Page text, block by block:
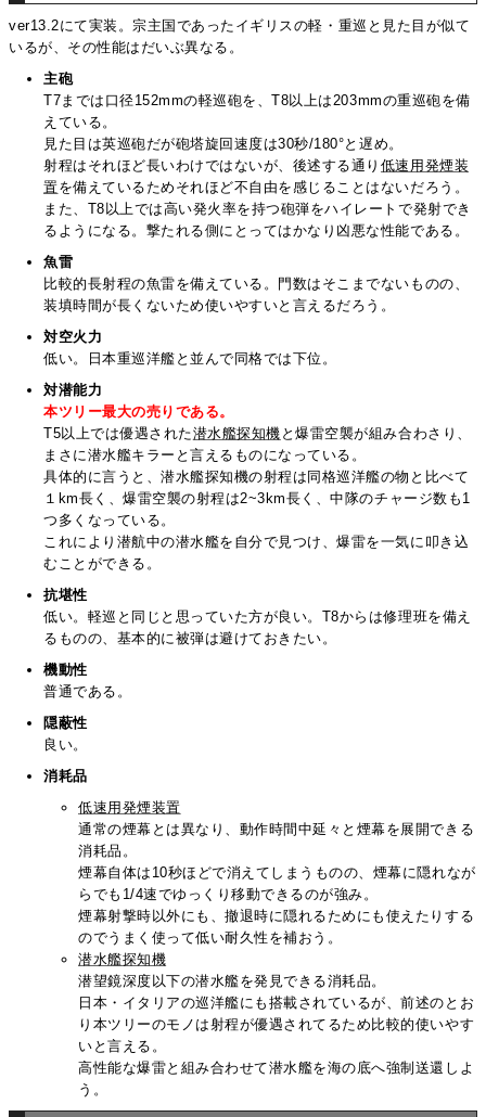
ver13.2にて実装。宗主国であったイギリスの軽・重巡と見た目が似て
いるが、その性能はだいぶ異なる。
主砲
T7までは口径152mmの軽巡砲を、T8以上は203mmの重巡砲を備
えている。
見た目は英巡砲だが砲塔旋回速度は30秒/180°と遅め。
射程はそれほど長いわけではないが、後述する通り 低速用発煙装
置を備えているためそれほど不自由を感じることはないだろう。
また、T8以上では高い発火率を持つ砲弾をハイレートで発射でき
るようになる。撃たれる側にとってはかなり凶悪な性能である。
魚雷
比較的長射程の魚雷を備えている。門数はそこまでないものの、
装填時間が長くないため使いやすいと言えるだろう。
対空火力
低い。日本重巡洋艦と並んで同格では下位。
対潜能力
本ツリー最大の売りである。
T5以上では優遇された潜水艦探知機 と爆雷空襲が組み合わさり、
まさに潜水艦キラーと言えるものになっている。
具体的に言うと、潜水艦探知機の射程は同格巡洋艦の物と比べて
１km長く、爆雷空襲の射程は2~3km長く、中隊のチャージ数も1
つ多くなっている。
これにより潜航中の潜水艦を自分で見つけ、爆雷を一気に叩き込
むことができる。
抗堪性
低い。軽巡と同じと思っていた方が良い。T8からは修理班を備え
るものの、基本的に被弾は避けておきたい。
機動性
普通である。
隠蔽性
良い。
消耗品
低速用発煙装置
通常の煙幕とは異なり、動作時間中延々と煙幕を展開できる
消耗品。
煙幕自体は10秒ほどで消えてしまうものの、煙幕に隠れなが
らでも1/4速でゆっくり移動できるのが強み。
煙幕射撃時以外にも、撤退時に隠れるためにも使えたりする
のでうまく使って低い耐久性を補おう。
潜水艦探知機
潜望鏡深度以下の潜水艦を発見できる消耗品。
日本・イタリアの巡洋艦にも搭載されているが、前述のとお
り本ツリーのモノは射程が優遇されてるため比較的使いやす
いと言える。
高性能な爆雷と組み合わせて潜水艦を海の底へ強制送還しよ
う。